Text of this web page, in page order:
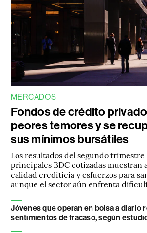
MERCADOS
Fondos de crédito
peores temores y se
sus mínimos bursátiles
Los resultados del segundo trimestre
principales BDC cotizadas muestran
calidad crediticia y esfuerzos para
aunque el sector aún enfrenta
Jóvenes que operan en bolsa a diario
sentimientos de fracaso, según